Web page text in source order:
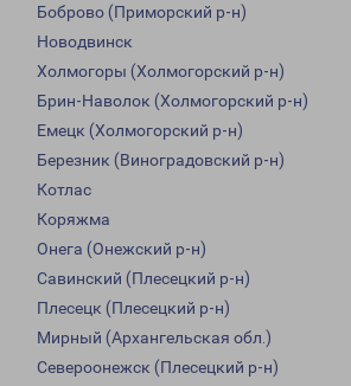
Боброво (Приморский р-н)
Новодвинск
Холмогоры (Холмогорский р-н)
Брин-Наволок (Холмогорский р-н)
Емецк (Холмогорский р-н)
Березник (Виноградовский р-н)
Котлас
Коряжма
Онега (Онежский р-н)
Савинский (Плесецкий р-н)
Плесецк (Плесецкий р-н)
Мирный (Архангельская обл.)
Североонежск (Плесецкий р-н)